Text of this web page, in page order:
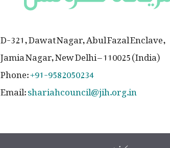
D-321, Dawat Nagar, Abul Fazal Enclave,
Jamia Nagar, New Delhi – 110025 (India)
Phone:+91-9582050234
Email:shariahcouncil@jih.org.in